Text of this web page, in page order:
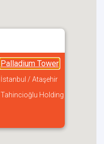
Palladium Tower
İstanbul / Ataşehir
Tahincioğlu Holding